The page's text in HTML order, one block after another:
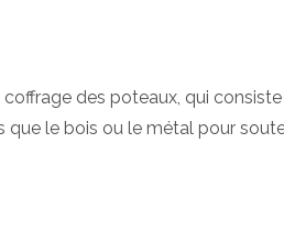
des poteaux, qui
le bois ou le métal pour